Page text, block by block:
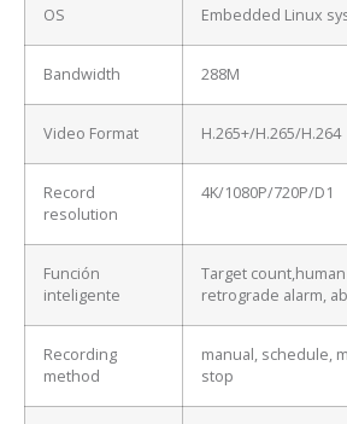
OS Embedded Linux
Bandwidth 288M
Video Format H.265+/H.265/H.264
Record
resolution
4K/1080P/720P/D1
Función
inteligente
Target
retrograde alarm,
Recording
method
manual, schedule,
stop